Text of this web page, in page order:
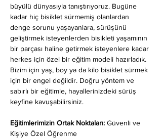
büyülü dünyasıyla tanıştırıyoruz. Bugüne
kadar hiç bisiklet sürmemiş olanlardan
denge sorunu yaşayanlara, sürüşünü
geliştirmek isteyenlerden bisikleti yaşamının
bir parçası haline getirmek isteyenlere kadar
herkes için özel bir eğitim modeli hazırladık.
Bizim için yaş, boy ya da kilo bisiklet sürmek
için bir engel değildir. Doğru yöntem ve
sabırlı bir eğitimle, hayallerinizdeki sürüş
keyfine kavuşabilirsiniz.
Eğitimlerimizin Ortak Noktaları: Güvenli ve
Kişiye Özel Öğrenme